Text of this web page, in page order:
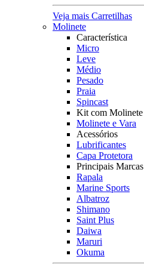
Veja mais Carretilhas
Molinete
Característica
Micro
Leve
Médio
Pesado
Praia
Spincast
Kit com Molinete
Molinete e Vara
Acessórios
Lubrificantes
Capa Protetora
Principais Marcas
Rapala
Marine Sports
Albatroz
Shimano
Saint Plus
Daiwa
Maruri
Okuma